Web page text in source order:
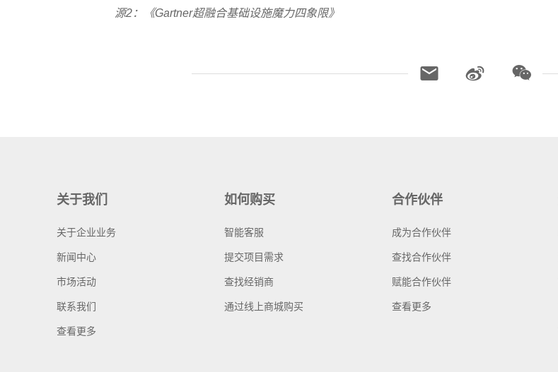
源2：《Gartner超融合基础设施魔力四象限》
关于我们
关于企业业务
新闻中心
市场活动
联系我们
查看更多
如何购买
智能客服
提交项目需求
查找经销商
通过线上商城购买
合作伙伴
成为合作伙伴
查找合作伙伴
赋能合作伙伴
查看更多